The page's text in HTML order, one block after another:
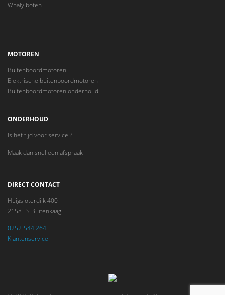
Whaly boten
MOTOREN
Buitenboordmotoren
Elektrische buitenboordmotoren
Buitenboordmotoren onderhoud
ONDERHOUD
Is het tijd voor service ?
Maak dan snel een afspraak !
DIRECT CONTACT
Huigsloterdijk 400
2158 LS Buitenkaag
0252-544 264
Klantenservice